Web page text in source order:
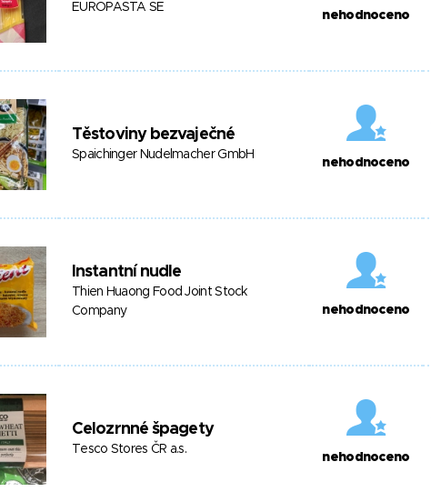
EUROPASTA SE
nehodnoceno
Těstoviny bezvaječné
Spaichinger Nudelmacher GmbH
nehodnoceno
Instantní nudle
Thien Huaong Food Joint Stock
Company
nehodnoceno
Celozrnné špagety
Tesco Stores ČR a.s.
nehodnoceno